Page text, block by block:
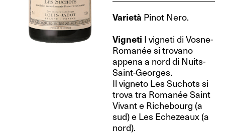
Varietà Pinot Nero.
Vigneti I vigneti di Vosne-
Romanée si trovano
appena a nord di Nuits-
Saint-Georges.
Il vigneto Les Suchots si
trova tra Romanée Saint
Vivant e Richebourg (a
sud) e Les Echezeaux (a
nord).